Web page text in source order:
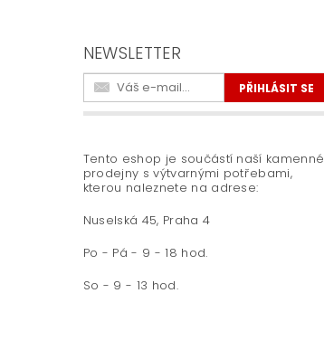
NEWSLETTER
Tento eshop je součástí naší kamenné
prodejny s výtvarnými potřebami,
kterou naleznete na adrese:
Nuselská 45, Praha 4
Po - Pá - 9 - 18 hod.
So - 9 - 13 hod.